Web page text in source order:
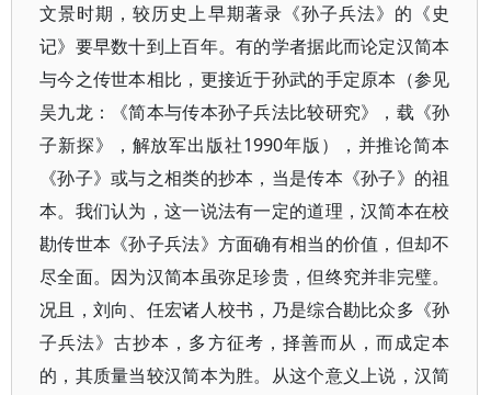
文景时期，较历史上早期著录《孙子兵法》的《史
记》要早数十到上百年。有的学者据此而论定汉简本
与今之传世本相比，更接近于孙武的手定原本（参见
吴九龙：《简本与传本孙子兵法比较研究》，载《孙
子新探》，解放军出版社1990年版），并推论简本
《孙子》或与之相类的抄本，当是传本《孙子》的祖
本。我们认为，这一说法有一定的道理，汉简本在校
勘传世本《孙子兵法》方面确有相当的价值，但却不
尽全面。因为汉简本虽弥足珍贵，但终究并非完璧。
况且，刘向、任宏诸人校书，乃是综合勘比众多《孙
子兵法》古抄本，多方征考，择善而从，而成定本
的，其质量当较汉简本为胜。从这个意义上说，汉简